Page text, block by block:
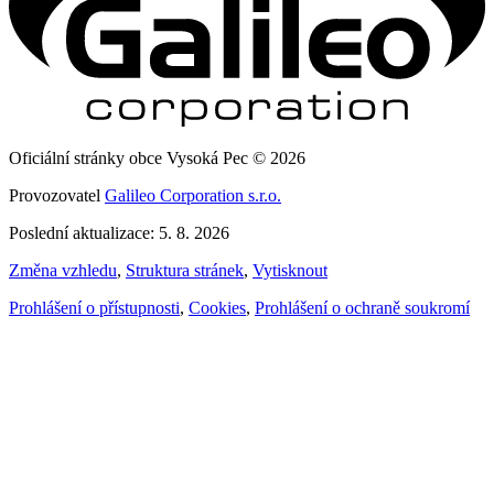
Oficiální stránky obce Vysoká Pec © 2026
Provozovatel Galileo Corporation s.r.o.
Poslední aktualizace: 5. 8. 2026
Změna vzhledu, Struktura stránek, Vytisknout
Prohlášení o přístupnosti, Cookies, Prohlášení o ochraně soukromí